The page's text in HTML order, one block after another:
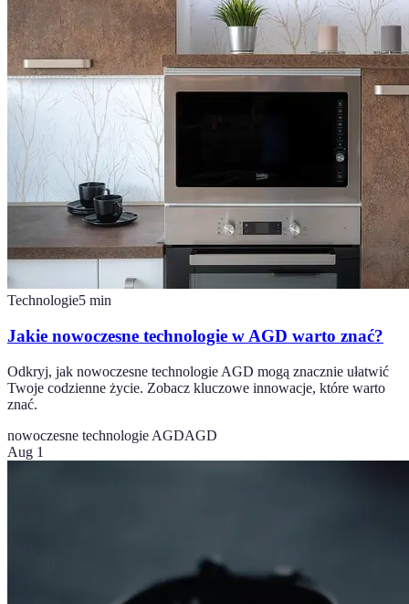
Technologie5 min
Jakie nowoczesne technologie w AGD warto znać?
Odkryj, jak nowoczesne technologie AGD mogą znacznie ułatwić
Twoje codzienne życie. Zobacz kluczowe innowacje, które warto
znać.
nowoczesne technologie AGDAGD
Aug 1